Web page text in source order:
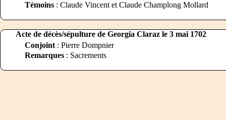
Témoins : Claude Vincent et Claude Champlong Mollard
Acte de décès/sépulture de Georgia Claraz le 3 mai 1702
Conjoint : Pierre Dompnier
Remarques : Sacrements